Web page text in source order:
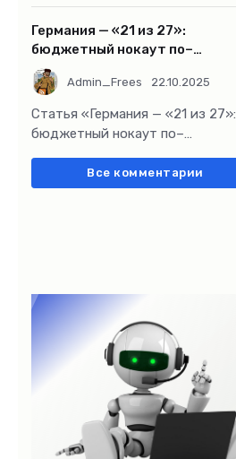
стать
Германия — «21 из 27»:
бюджетный нокаут по–
европейски
Admin_Frees 22.10.2025
Статья «Германия — «21 из 27»:
бюджетный нокаут по–
подчеркивает остроту
Все комментарии